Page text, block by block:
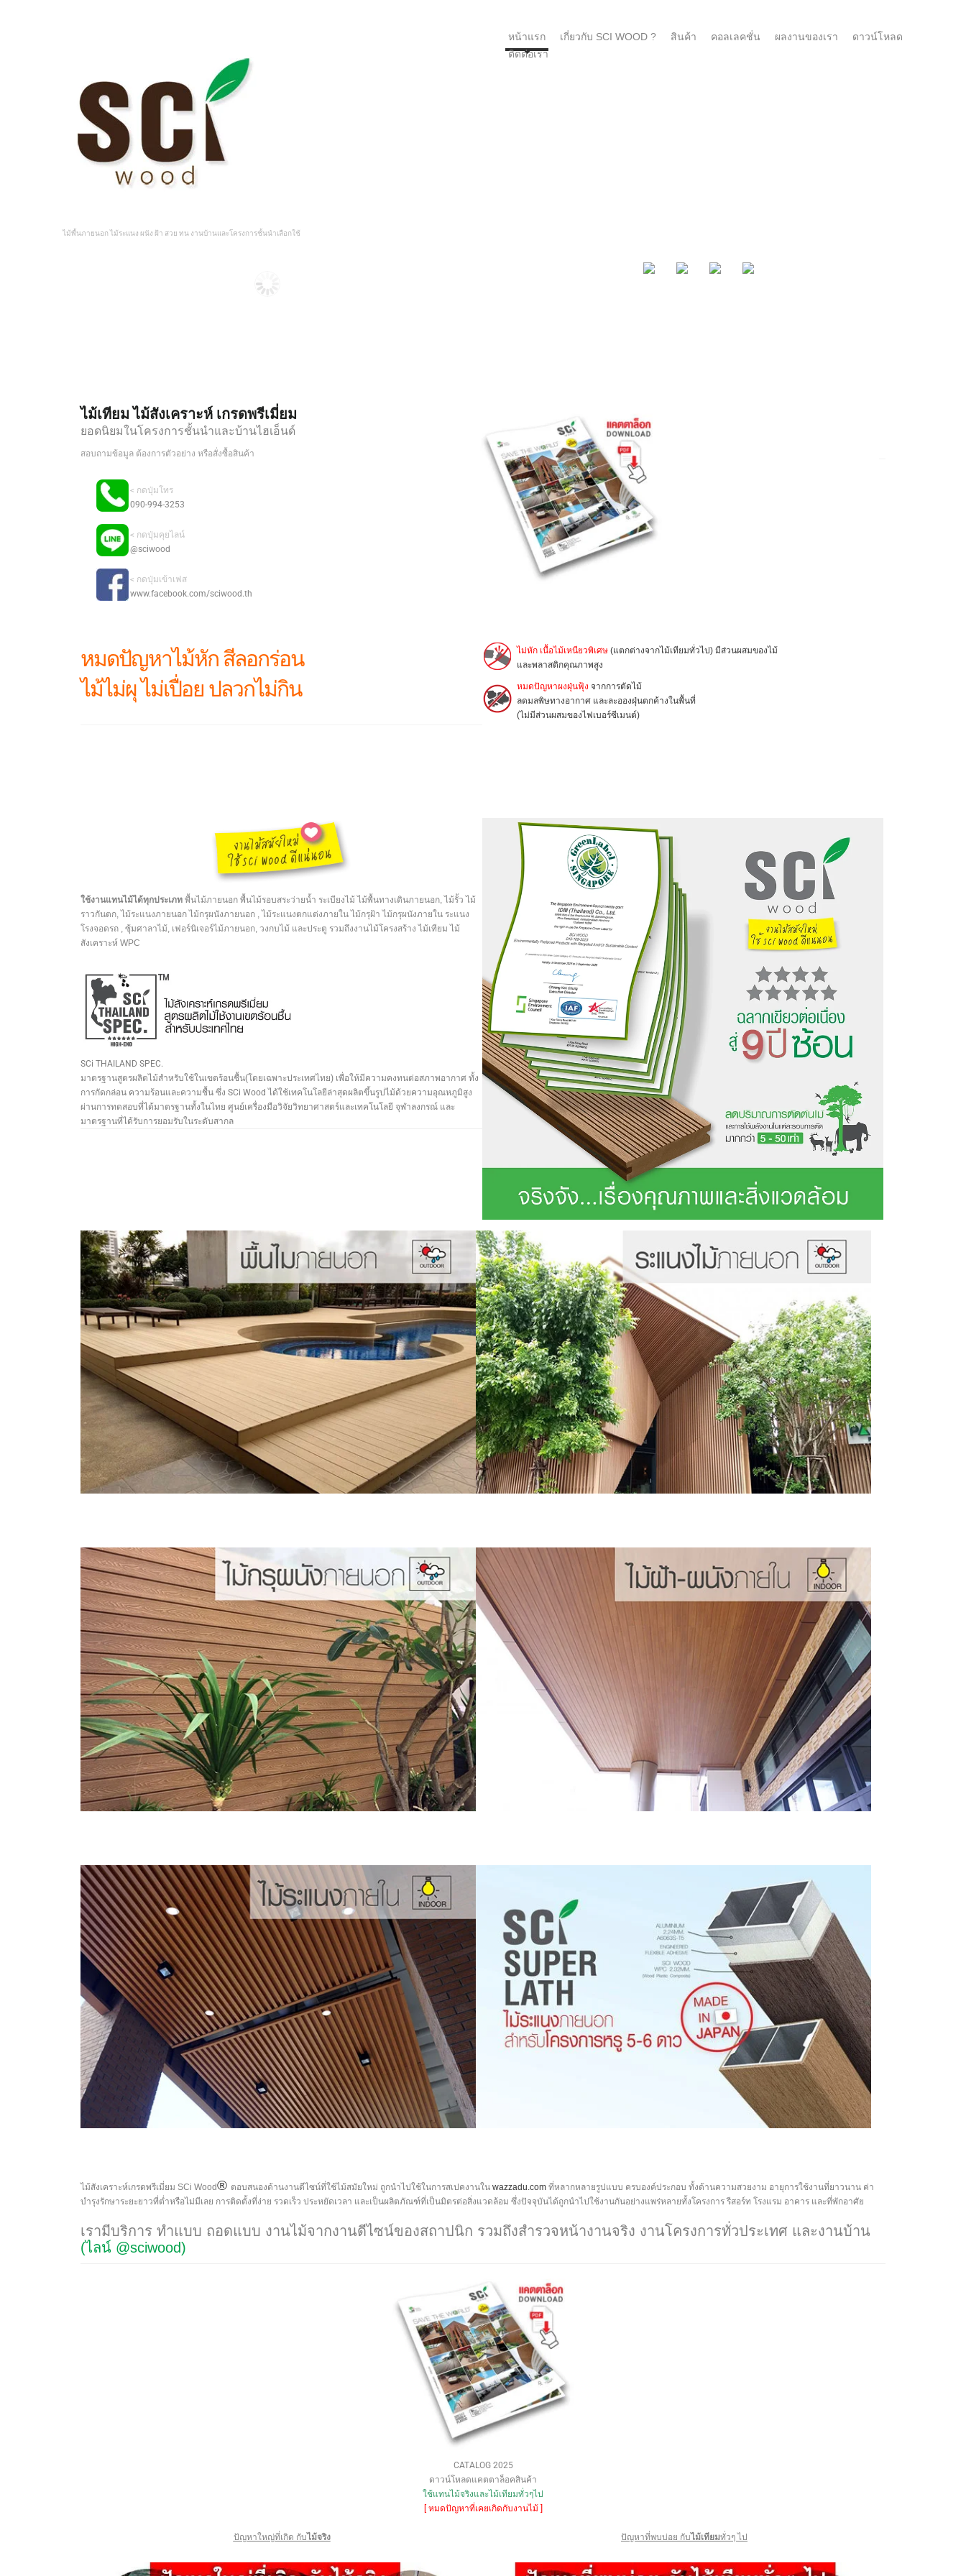
ไม้พื้นภายนอก ไม้ระแนง ผนัง ฝ้า สวย ทน งานบ้านและโครงการชั้นนำเลือกใช้
หน้าแรก เกี่ยวกับ SCI WOOD ? สินค้า คอลเลคชั่น ผลงานของเรา
ดาวน์โหลด
ติดต่อเรา
ไม้เทียม ไม้สังเคราะห์ เกรดพรีเมี่ยม
ยอดนิยมในโครงการชั้นนำและบ้านไฮเอ็นด์
สอบถามข้อมูล ต้องการตัวอย่าง หรือสั่งซื้อสินค้า
< กดปุ่มโทร
090-994-3253
< กดปุ่มคุยไลน์
@sciwood
< กดปุ่มเข้าเฟส
www.facebook.com/sciwood.th
หมดปัญหาไม้หัก สีลอกร่อน
ไม้ไม่ผุ ไม่เปื่อย ปลวกไม่กิน
ไม่หัก เนื้อไม้เหนียวพิเศษ (แตกต่างจากไม้เทียมทั่วไป) มีส่วนผสมของไม้
และพลาสติกคุณภาพสูง
หมดปัญหาผงฝุ่นฟุ้ง จากการตัดไม้
ลดมลพิษทางอากาศ และละอองฝุ่นตกค้างในพื้นที่
(ไม่มีส่วนผสมของไฟเบอร์ซีเมนต์)
ใช้งานแทนไม้ได้ทุกประเภท พื้นไม้ภายนอก พื้นไม้รอบสระว่ายน้ำ ระเบียงไม้ ไม้พื้นทางเดินภายนอก, ไม้รั้ว ไม้
ราวกันตก, ไม้ระแนงภายนอก ไม้กรุผนังภายนอก , ไม้ระแนงตกแต่งภายในไม้กรุฝ้า ไม้กรุผนังภายใน ระแนง
โรงจอดรถ , ซุ้มศาลาไม้, เฟอร์นิเจอร์ไม้ภายนอก, วงกบไม้ และประตู รวมถึงงานไม้โครงสร้าง ไม้เทียม ไม้
สังเคราะห์ WPC
SCi THAILAND SPEC.
มาตรฐานสูตรผลิตไม้สำหรับใช้ในเขตร้อนชื้น(โดยเฉพาะประเทศไทย) เพื่อให้มีความคงทนต่อสภาพอากาศ ทั้ง
การกัดกล่อน ความร้อนและความชื้น ซึ่ง SCi Wood ได้ใช้เทคโนโลยีล่าสุดผลิตขึ้นรูปไม้ด้วยความอุณหภูมิสูง
ผ่านการทดสอบที่ได้มาตรฐานทั้งในไทย ศูนย์เครื่องมือวิจัยวิทยาศาสตร์และเทคโนโลยี จุฬาลงกรณ์ และ
มาตรฐานที่ได้รับการยอมรับในระดับสากล
ไม้สังเคราะห์เกรดพรีเมี่ยม SCi Wood® ตอบสนองด้านงานดีไซน์ที่ใช้ไม้สมัยใหม่ ถูกนำไปใช้ในการสเปคงานใน wazzadu.com ที่หลากหลายรูปแบบ ครบองค์ประกอบ ทั้งด้านความสวยงาม อายุการใช้งานที่ยาวนาน ค่า
บำรุงรักษาระยะยาวที่ต่ำหรือไม่มีเลย การติดตั้งที่ง่าย รวดเร็ว ประหยัดเวลา และเป็นผลิตภัณฑ์ที่เป็นมิตรต่อสิ่งแวดล้อม ซึ่งปัจจุบันได้ถูกนำไปใช้งานกันอย่างแพร่หลายทั้งโครงการ รีสอร์ท โรงแรม อาคาร และที่พักอาศัย
เรามีบริการ ทำแบบ ถอดแบบ งานไม้จากงานดีไซน์ของสถาปนิก รวมถึงสำรวจหน้างานจริง งานโครงการทั่วประเทศ และงานบ้าน
(ไลน์ @sciwood)
CATALOG 2025
ดาวน์โหลดแคตตาล็อคสินค้า
ใช้แทนไม้จริงและไม้เทียมทั่วๆไป
[ หมดปัญหาที่เคยเกิดกับงานไม้ ]
ปัญหาใหญ่ที่เกิด กับไม้จริง ปัญหาที่พบบ่อย กับไม้เทียมทั่วๆ ไป